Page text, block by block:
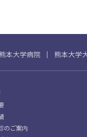
本大学病院 熊本大学
のご案内